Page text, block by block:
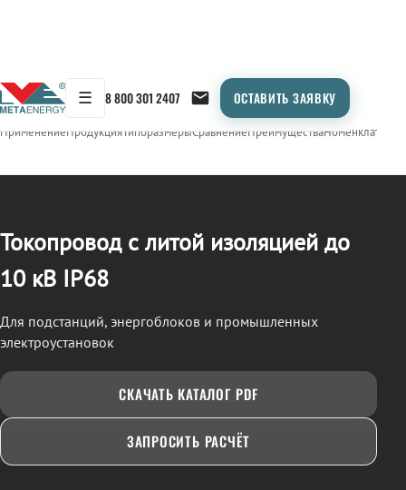
☰ 8 800 301 2407 ОСТАВИТЬ ЗАЯВКУ
← Продукция/ТОКОПРОВОД
ПрименениеПродукцияТипоразмерыСравнениеПреимуществаНоменклатура
Токопровод с литой изоляцией до
10 кВ IP68
Для подстанций, энергоблоков и промышленных
электроустановок
СКАЧАТЬ КАТАЛОГ PDF
ЗАПРОСИТЬ РАСЧЁТ